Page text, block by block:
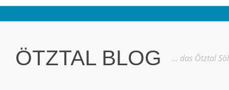
Ötztal
Interviews
ÖTZTAL BLOG … das Ötztal